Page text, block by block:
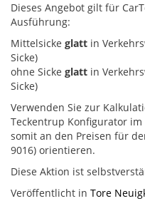
Dieses Angebot gilt für
Ausführung:
Mittelsicke glatt in
Sicke)
ohne Sicke glatt in
Sicke)
Verwenden Sie zur
Teckentrup Konfigurator
somit an den Preisen für
9016) orientieren.
Diese Aktion ist
Veröffentlicht in Tore